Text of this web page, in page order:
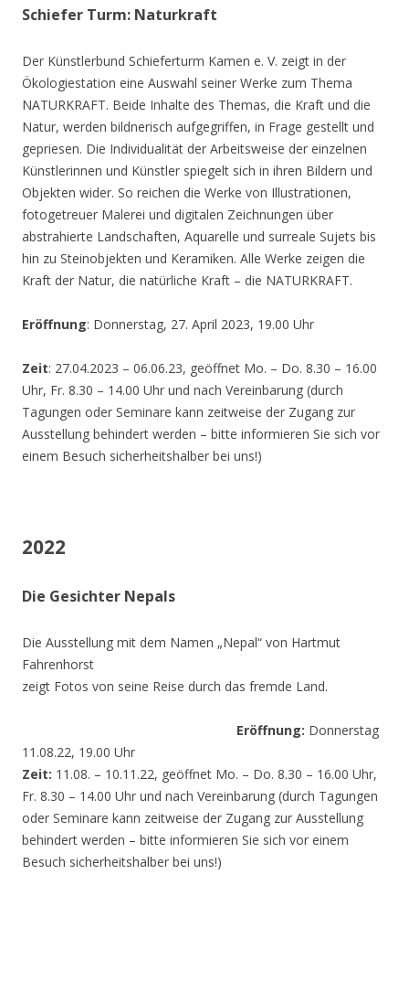
Schiefer Turm: Naturkraft
Der Künstlerbund Schieferturm Kamen e. V. zeigt in der
Ökologiestation eine Auswahl seiner Werke zum Thema
NATURKRAFT. Beide Inhalte des Themas, die Kraft und die
Natur, werden bildnerisch aufgegriffen, in Frage gestellt und
gepriesen. Die Individualität der Arbeitsweise der einzelnen
Künstlerinnen und Künstler spiegelt sich in ihren Bildern und
Objekten wider. So reichen die Werke von Illustrationen,
fotogetreuer Malerei und digitalen Zeichnungen über
abstrahierte Landschaften, Aquarelle und surreale Sujets bis
hin zu Steinobjekten und Keramiken. Alle Werke zeigen die
Kraft der Natur, die natürliche Kraft – die NATURKRAFT.
Eröffnung: Donnerstag, 27. April 2023, 19.00 Uhr
Zeit: 27.04.2023 – 06.06.23, geöffnet Mo. – Do. 8.30 – 16.00
Uhr, Fr. 8.30 – 14.00 Uhr und nach Vereinbarung (durch
Tagungen oder Seminare kann zeitweise der Zugang zur
Ausstellung behindert werden – bitte informieren Sie sich vor
einem Besuch sicherheitshalber bei uns!)
2022
Die Gesichter Nepals
Die Ausstellung mit dem Namen „Nepal“ von Hartmut
Fahrenhorst
zeigt Fotos von seine Reise durch das fremde Land.
Eröffnung: Donnerstag
11.08.22, 19.00 Uhr
Zeit: 11.08. – 10.11.22, geöffnet Mo. – Do. 8.30 – 16.00 Uhr,
Fr. 8.30 – 14.00 Uhr und nach Vereinbarung (durch Tagungen
oder Seminare kann zeitweise der Zugang zur Ausstellung
behindert werden – bitte informieren Sie sich vor einem
Besuch sicherheitshalber bei uns!)